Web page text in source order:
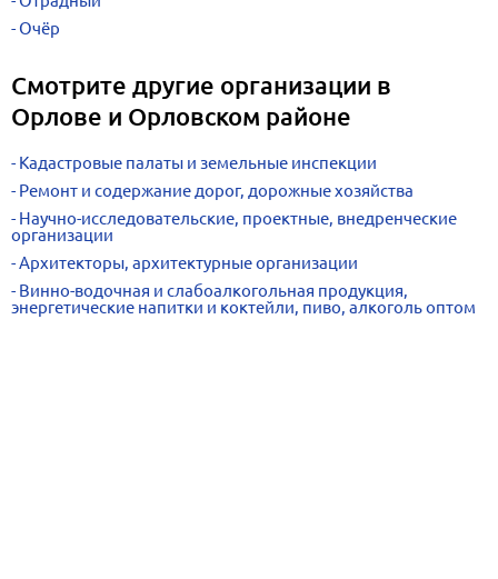
Очёр
Смотрите другие организации в
Орлове и Орловском районе
Кадастровые палаты и земельные инспекции
Ремонт и содержание дорог, дорожные хозяйства
Научно-исследовательские, проектные, внедренческие
организации
Архитекторы, архитектурные организации
Винно-водочная и слабоалкогольная продукция,
энергетические напитки и коктейли, пиво, алкоголь оптом